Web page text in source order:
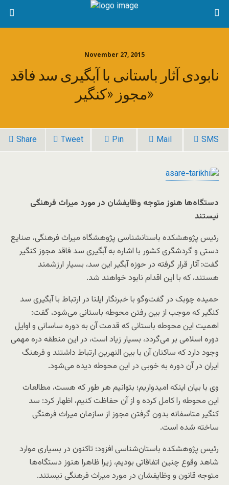
November 27, 2015
نابودی آثار باستانی با آبگیری سد فاقد
مجوز «کنگیر»
Share Tweet Pin Mail SMS
دستگاه‌ها هنوز متوجه وظایفشان در مورد میراث فرهنگی
نیستند
رئیس پژوهشکده باستانشناسی پژوهشگاه میراث فرهنگی، صنایع
دستی و گردشگری کشور با اشاره به آبگیری سد فاقد مجوز کنگیر
گفت: آثار قرار گرفته در حوزه آبگیر این سد، بسیار ارزشمند
هستند، که با این اقدام نابود خواهند شد.
حمیده چوبک در گفت‌و‌گو با خبرنگار ایلنا در ارتباط با آبگیری سد
کنگیر که موجب از بین رفتن محوطه باستانی می‌شود، گفت:
اهمیت این محوطه باستانی که قدمت آن به دوره ساسانی و اوایل
دوره اسلامی بر می‌گردد، بسیار زیاد است، در این منطقه دره مهمی
وجود دارد که ساکنان آن با بین النهرین ارتباط داشتند و فرهنگ
ایران در آن دوره به خوبی در این محوطه دیده می‌شود.
وی با بیان اینکه امیدواریم؛ بتوانیم هر طور که هست، مطالعات
این محوطه را کامل کرده و از آن حفاظت کنیم، اظهار کرد: سد
کنگیر متاسفانه بدون گرفتن مجوز از سازمان میراث فرهنگی
ساخته شده است.
رئیس پژوهشکده باستان‌شناسی افزود: تاکنون در بسیاری موارد
شاهد وقوع چنین اتفاقاتی بودیم، زیرا ظاهرا هنوز دستگاه‌ها
متوجه قانون و وظایفشان در مورد میراث فرهنگی نیستند.